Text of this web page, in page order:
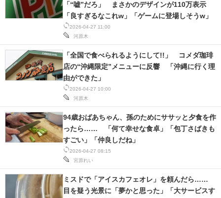
2026-04-27 11:00
河原木
「“嘘”だろ」 まさかのデザインが110万表示
「良すぎるなこれw」「ゲームに登場しそうw」
2026-04-27 10:00
河原木
「全国で食べられるようにして!!」 コメダ珈琲
店の“沖縄限定”メニューに反響 「沖縄に行く理
由ができた」
2026-04-27 08:15
宮原れい
94歳おばあちゃん、孫のためにササッと夕食を作
ったら…… 「何て幸せな食卓」「包丁さばきも
すごい」「仲良しだね」
ミスドで「アイスカフェオレ」を頼んだら……
目を疑う光景に「夢かと思った」「大サービスす